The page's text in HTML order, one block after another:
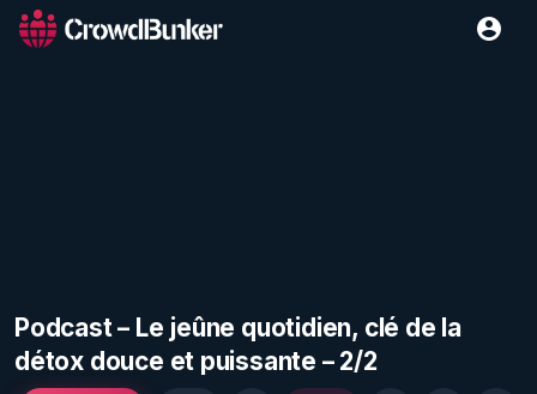
Podcast – Le jeûne quotidien, clé de la
détox douce et puissante – 2/2